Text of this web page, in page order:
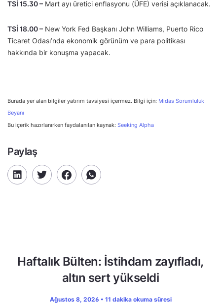
TSİ 15.30 – Mart ayı üretici enflasyonu (ÜFE) verisi açıklanacak.
TSİ 18.00 – New York Fed Başkanı John Williams, Puerto Rico
Ticaret Odası’nda ekonomik görünüm ve para politikası
hakkında bir konuşma yapacak.
Burada yer alan bilgiler yatırım tavsiyesi içermez. Bilgi için: Midas Sorumluluk
Beyanı
Bu içerik hazırlanırken faydalanılan kaynak: Seeking Alpha
Paylaş
Haftalık Bülten: İstihdam zayıfladı,
altın sert yükseldi
Ağustos 8, 2026 • 11 dakika okuma süresi